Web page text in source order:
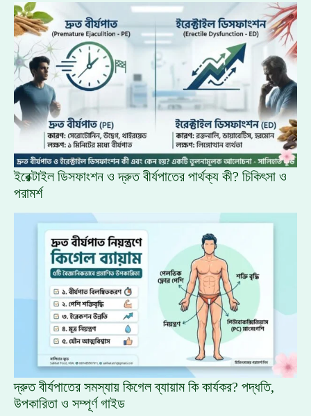
ইরেক্টাইল ডিসফাংশন ও দ্রুত বীর্যপাতের পার্থক্য কী? চিকিৎসা ও
পরামর্শ
দ্রুত বীর্যপাতের সমস্যায় কিগেল ব্যায়াম কি কার্যকর? পদ্ধতি,
উপকারিতা ও সম্পূর্ণ গাইড